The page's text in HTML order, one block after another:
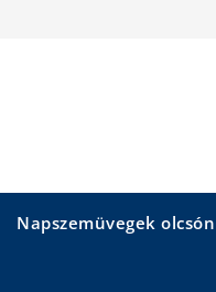
Napszemüvegek olcsón